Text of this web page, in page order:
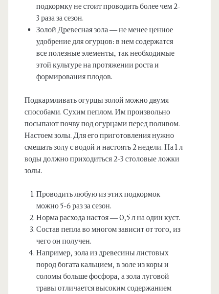
подкормку не стоит проводить более чем 2-
3 раза за сезон.
Золой Древесная зола — не менее ценное
удобрение для огурцов: в нем содержатся
все полезные элементы, так необходимые
этой культуре на протяжении роста и
формирования плодов.
Подкармливать огурцы золой можно двумя
способами. Сухим пеплом. Им произвольно
посыпают почву под огурцами перед поливом.
Настоем золы. Для его приготовления нужно
смешать золу с водой и настоять 2 недели. На 1 л
воды должно приходиться 2-3 столовые ложки
золы.
Проводить любую из этих подкормок
можно 5-6 раз за сезон.
Норма расхода настоя — 0,5 л на один куст.
Состав пепла во многом зависит от того, из
чего он получен.
Например, зола из древесины листовых
пород богата кальцием, в золе из коры и
соломы больше фосфора, а зола луговой
травы отличается высоким содержанием